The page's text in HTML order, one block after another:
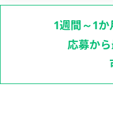
1週間～1か
応募か